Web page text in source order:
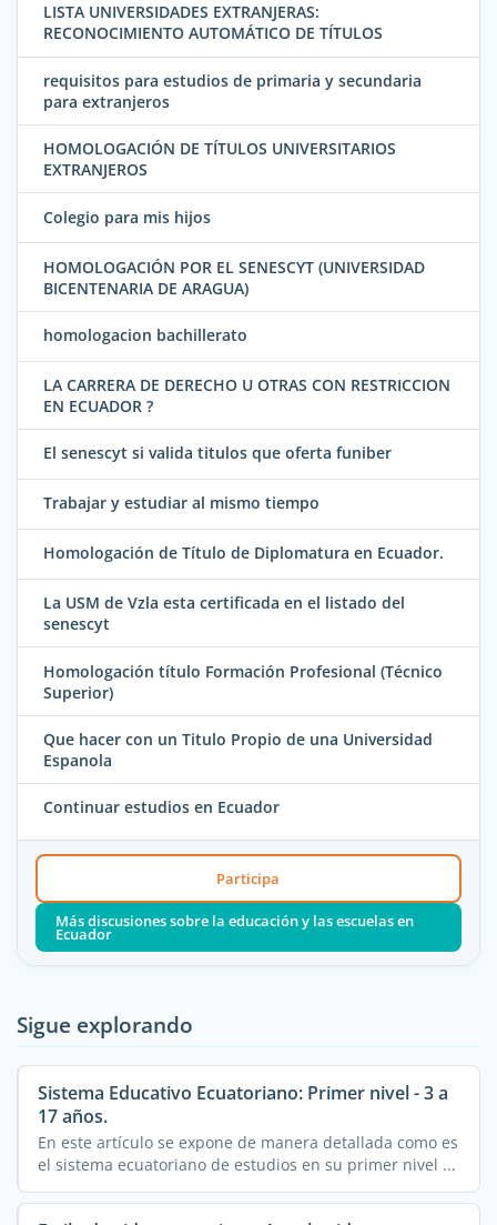
LISTA UNIVERSIDADES EXTRANJERAS:
RECONOCIMIENTO AUTOMÁTICO DE TÍTULOS
requisitos para estudios de primaria y secundaria
para extranjeros
HOMOLOGACIÓN DE TÍTULOS UNIVERSITARIOS
EXTRANJEROS
Colegio para mis hijos
HOMOLOGACIÓN POR EL SENESCYT (UNIVERSIDAD
BICENTENARIA DE ARAGUA)
homologacion bachillerato
LA CARRERA DE DERECHO U OTRAS CON RESTRICCION
EN ECUADOR ?
El senescyt si valida titulos que oferta funiber
Trabajar y estudiar al mismo tiempo
Homologación de Título de Diplomatura en Ecuador.
La USM de Vzla esta certificada en el listado del
senescyt
Homologación título Formación Profesional (Técnico
Superior)
Que hacer con un Titulo Propio de una Universidad
Espanola
Continuar estudios en Ecuador
Participa
Más discusiones sobre la educación y las escuelas en
Ecuador
Sigue explorando
Sistema Educativo Ecuatoriano: Primer nivel - 3 a
17 años.
En este artículo se expone de manera detallada como es
el sistema ecuatoriano de estudios en su primer nivel ...